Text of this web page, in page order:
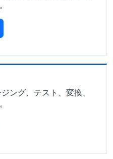
ング、テスト、変換、